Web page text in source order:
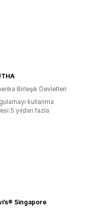
Birleşik Devletleri
kullanma
yıldan fazla
Singapore